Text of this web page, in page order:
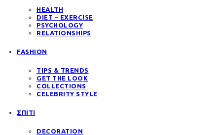
HEALTH
DIET – EXERCISE
PSYCHOLOGY
RELATIONSHIPS
FASHION
TIPS & TRENDS
GET THE LOOK
COLLECTIONS
CELEBRITY STYLE
ΣΠΙΤΙ
DECORATION